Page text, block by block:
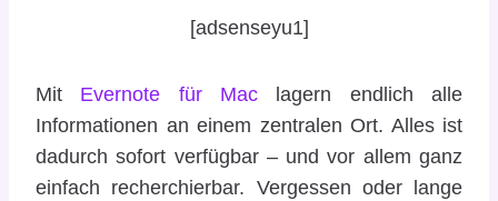
[adsenseyu1]
Mit Evernote für Mac lagern endlich alle
Informationen an einem zentralen Ort. Alles ist
dadurch sofort verfügbar – und vor allem ganz
einfach recherchierbar. Vergessen oder lange